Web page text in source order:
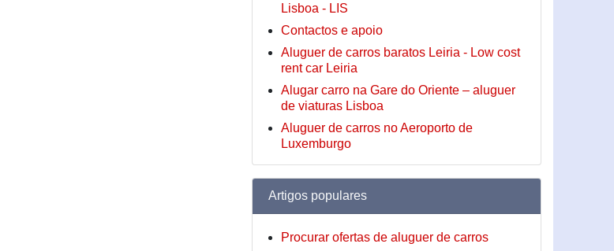
Lisboa - LIS
Contactos e apoio
Aluguer de carros baratos Leiria - Low cost
rent car Leiria
Alugar carro na Gare do Oriente – aluguer
de viaturas Lisboa
Aluguer de carros no Aeroporto de
Luxemburgo
Artigos populares
Procurar ofertas de aluguer de carros